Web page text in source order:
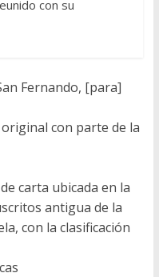
con su
Fernando, [para]
con parte de la
carta ubicada en la
antigua de la
con la clasificación